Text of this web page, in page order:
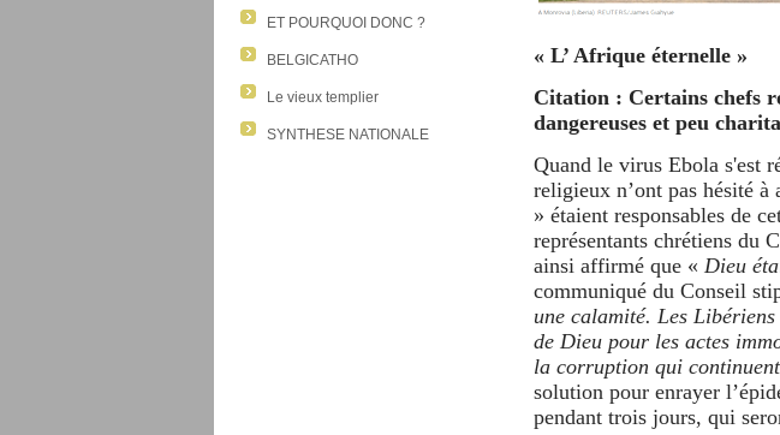
ET POURQUOI DONC ?
BELGICATHO
Le vieux templier
SYNTHESE NATIONALE
« L’ Afrique éternelle »
Citation : Certains chefs
dangereuses et peu
Quand le virus Ebola s'est
religieux n’ont pas hésité
» étaient responsables de
représentants chrétiens du
ainsi affirmé que « Dieu
communiqué du Conseil
une calamité. Les
de Dieu pour les actes
la corruption qui
solution pour enrayer
pendant trois jours, qui